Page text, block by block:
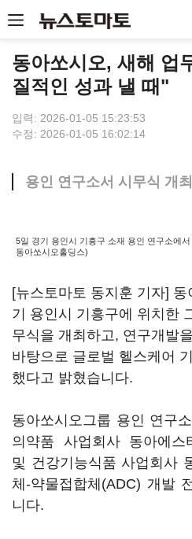
동아쏘시오, 새해 업
질적인 성과 낼 때"
입력: 2026-01-05 15:23:53
수정: 2026-01-05 16:02:14
용인 연구소서 시무식 개
5일 경기 용인시 기흥구 소재 용인 연구소에
동아쏘시오홀딩스)
[뉴스토마토 동지훈 기자]
기 용인시 기흥구에 위치한
무식을 개최하고, 연구개발
바탕으로 글로벌 헬스케어
했다고 밝혔습니다.
동아쏘시오그룹 용인 연구
의약품 사업회사 동아에스
및 건강기능식품 사업회사
체-약물접합체(ADC) 개발
니다.